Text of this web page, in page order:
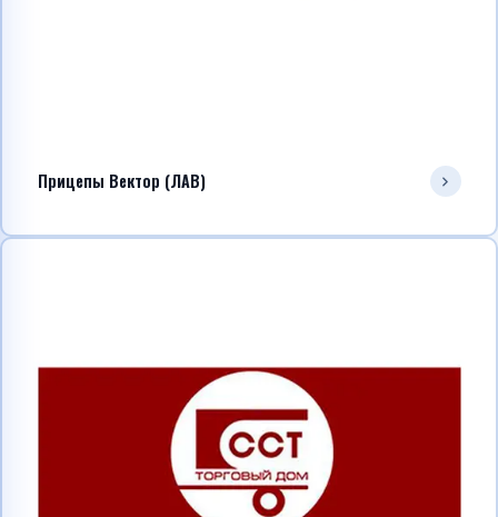
Прицепы Вектор (ЛАВ)